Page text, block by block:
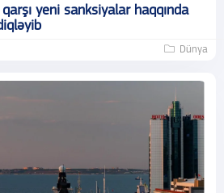
yeni sanksiyalar haqqında
Dünya